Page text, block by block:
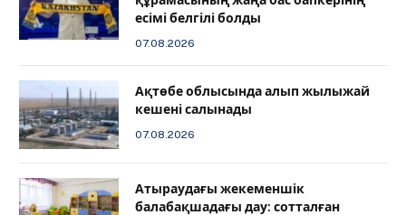
есімі белгілі болды
07.08.2026
Ақтөбе облысында алып жылыжай
кешені салынады
07.08.2026
Атыраудағы жекеменшік
балабақшадағы дау: сотталған